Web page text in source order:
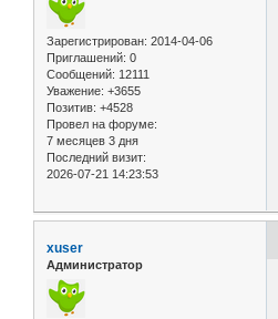
Зарегистрирован: 2014-04-06
Приглашений: 0
Сообщений: 12111
Уважение: +3655
Позитив: +4528
Провел на форуме:
7 месяцев 3 дня
Последний визит:
2026-07-21 14:23:53
xuser
Администратор